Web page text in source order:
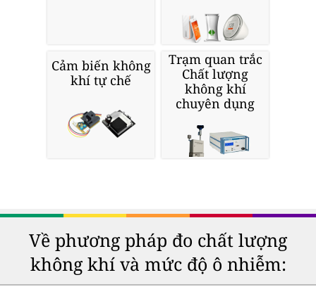
Cảm biến không
khí tự chế
Trạm quan trắc
Chất lượng
không khí
chuyên dụng
Về phương pháp đo chất lượng
không khí và mức độ ô nhiễm: